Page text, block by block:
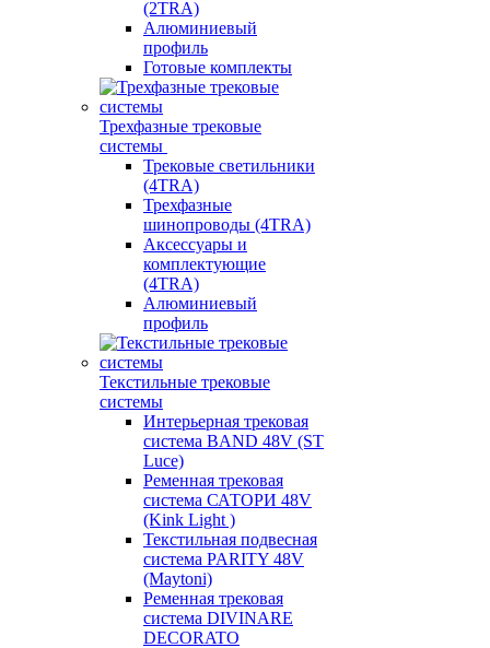
(2TRA)
Алюминиевый
профиль
Готовые комплекты
Трехфазные трековые
системы
Трековые светильники
(4TRA)
Трехфазные
шинопроводы (4TRA)
Аксессуары и
комплектующие
(4TRA)
Алюминиевый
профиль
Текстильные трековые
системы
Интерьерная трековая
система BAND 48V (ST
Luce)
Ременная трековая
система САТОРИ 48V
(Kink Light )
Текстильная подвесная
система PARITY 48V
(Maytoni)
Ременная трековая
система DIVINARE
DECORATO